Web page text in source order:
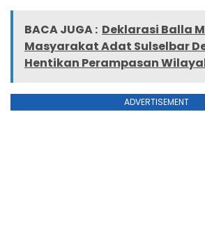
BACA JUGA : Deklarasi Balla
Masyarakat Adat Sulselbar
Hentikan Perampasan
ADVERTISEMENT